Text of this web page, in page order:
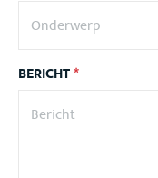
BERICHT*